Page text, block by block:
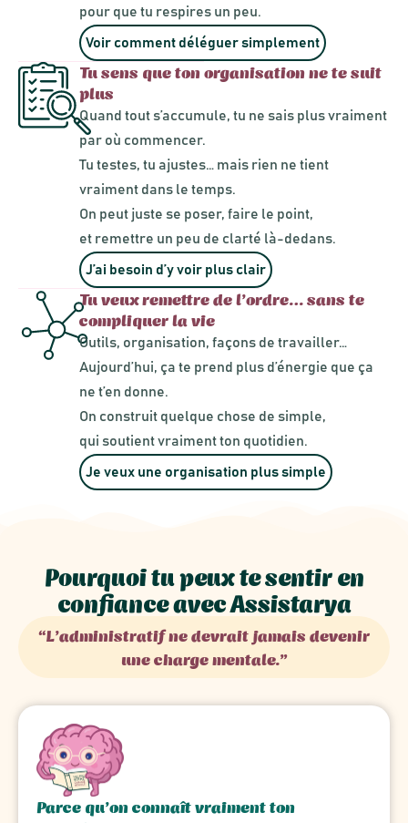
pour que tu respires un peu.
Voir comment déléguer simplement
Tu sens que ton organisation ne te suit
plus
Quand tout s’accumule, tu ne sais plus vraiment
par où commencer.
Tu testes, tu ajustes… mais rien ne tient
vraiment dans le temps.
On peut juste se poser, faire le point,
et remettre un peu de clarté là-dedans.
J’ai besoin d’y voir plus clair
Tu veux remettre de l’ordre… sans te
compliquer la vie
Outils, organisation, façons de travailler…
Aujourd’hui, ça te prend plus d’énergie que ça
ne t’en donne.
On construit quelque chose de simple,
qui soutient vraiment ton quotidien.
Je veux une organisation plus simple
Pourquoi tu peux te sentir en
confiance avec Assistarya
“L’administratif ne devrait jamais devenir
une charge mentale.”
Parce qu’on connaît vraiment ton